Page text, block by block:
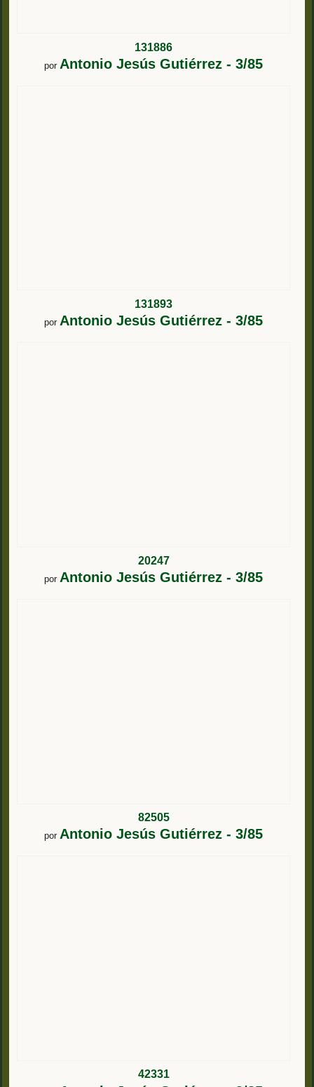
131886
por Antonio Jesús Gutiérrez - 3/85
131893
por Antonio Jesús Gutiérrez - 3/85
20247
por Antonio Jesús Gutiérrez - 3/85
82505
por Antonio Jesús Gutiérrez - 3/85
42331